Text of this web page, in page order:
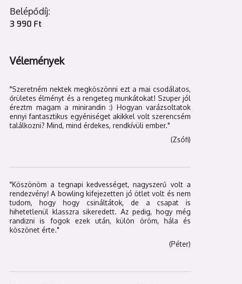
Belépődíj:
3 990 Ft
Vélemények
"Szeretném nektek megköszönni ezt a mai csodálatos,
őrületes élményt és a rengeteg munkátokat! Szuper jól
éreztm magam a minirandin :) Hogyan varázsoltatok
ennyi fantasztikus egyéniséget akikkel volt szerencsém
találkozni? Mind, mind érdekes, rendkívüli ember."
(Zsófi)
"Köszönöm a tegnapi kedvességet, nagyszerű volt a
rendezvény! A bowling kifejezetten jó ötlet volt és nem
tudom, hogy hogy csináltátok, de a csapat is
hihetetlenül klasszra sikeredett. Az pedig, hogy még
randizni is fogok ezek után, külön öröm, hála és
köszönet érte."
(Péter)